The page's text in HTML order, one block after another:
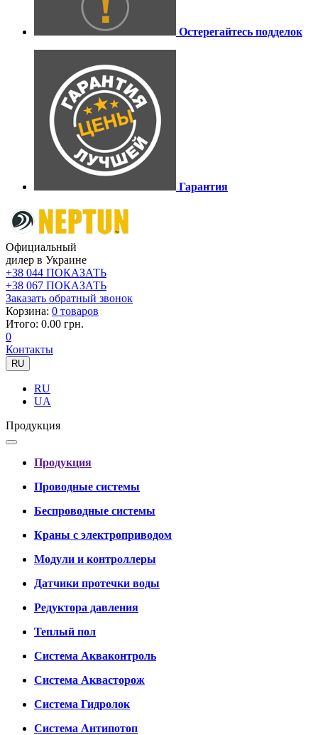
Остерегайтесь подделок
Гарантия
Официальный
дилер в Украине
+38 044 ПОКАЗАТЬ
+38 067 ПОКАЗАТЬ
Заказать обратный звонок
Корзина: 0 товаров
Итого: 0.00 грн.
0
Контакты
RU
RU
UA
Продукция
Продукция
Проводные системы
Беспроводные системы
Краны с электроприводом
Модули и контроллеры
Датчики протечки воды
Редуктора давления
Теплый пол
Система Акваконтроль
Система Аквасторож
Система Гидролок
Система Антипотоп